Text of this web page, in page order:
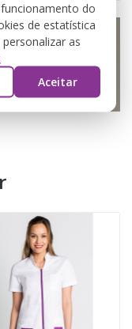
do
de estatística
as
Aceitar